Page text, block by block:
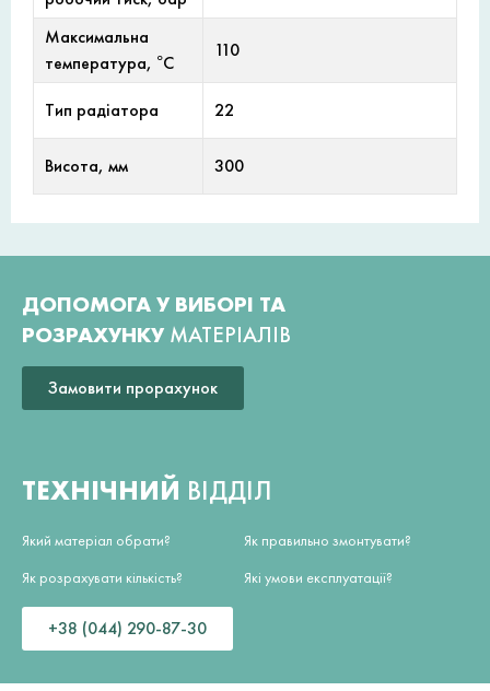
Максимальна
температура, °С
110
Тип радіатора 22
Висота, мм 300
ДОПОМОГА У ВИБОРІ ТА
РОЗРАХУНКУ МАТЕРІАЛІВ
Замовити прорахунок
ТЕХНІЧНИЙ ВІДДІЛ
Який матеріал обрати?
Як розрахувати кількість?
Як правильно змонтувати?
Які умови експлуатації?
+38 (044) 290-87-30